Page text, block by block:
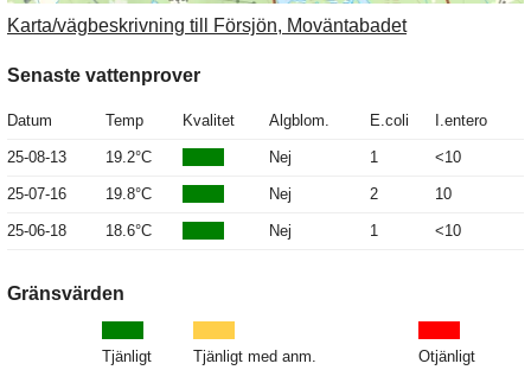
Karta/vägbeskrivning till Försjön, Moväntabadet
Senaste vattenprover
Datum Temp Kvalitet Algblom. E.coli I.entero
25-08-13 19.2°C Nej 1 <10
25-07-16 19.8°C Nej 2 10
25-06-18 18.6°C Nej 1 <10
Gränsvärden
Tjänligt Tjänligt med anm. Otjänligt